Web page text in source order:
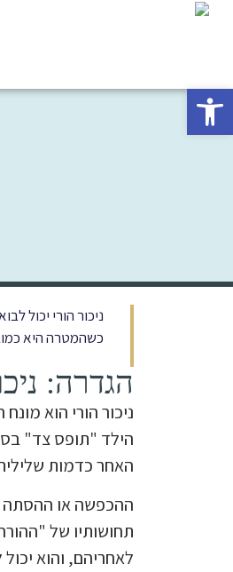
ניכור הורי יכול
כשהמטרה היא
הגדרה:
ניכור הורי הוא
הילד "תופס צד"
האחר כדמות
ההכפשה או ההסתה
תחושותיו של
לאחריהם, והוא
פתח סרגל נגישות